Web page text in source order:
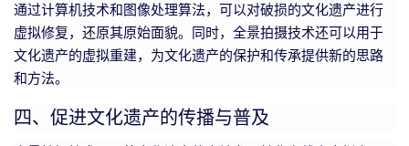
通过计算机技术和图像处理算法，可以对破损的文化遗产进行
虚拟修复，还原其原始面貌。同时，全景拍摄技术还可以用于
文化遗产的虚拟重建，为文化遗产的保护和传承提供新的思路
和方法。
四、促进文化遗产的传播与普及